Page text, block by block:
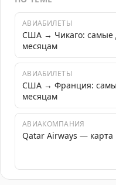
АВИАБИЛЕТЫ
США → Чикаго: самые
месяцам
АВИАБИЛЕТЫ
США → Франция:
месяцам
АВИАКОМПАНИЯ
Qatar Airways —